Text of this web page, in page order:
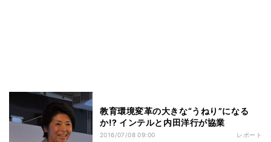
教育環境変革の大きな“うねり”になる
か!? インテルと内田洋行が協業
2016/07/08 09:00 レポート